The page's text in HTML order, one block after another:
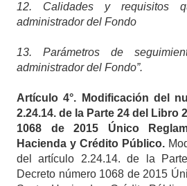
12. Calidades y requisitos
administrador del Fondo
13. Parámetros de
administrador del Fondo”.
Artículo 4°. Modificación del
2.24.14. de la Parte 24 del Libro
1068 de 2015 Único
Hacienda y Crédito Público.
del artículo 2.24.14. de la
Decreto número 1068 de 2015